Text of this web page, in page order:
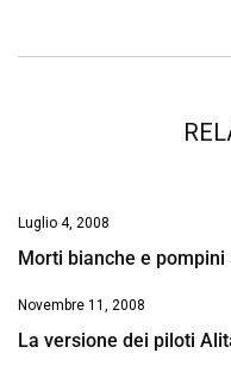
Luglio 4, 2008
Morti bianche e
Novembre 11, 2008
La versione dei piloti